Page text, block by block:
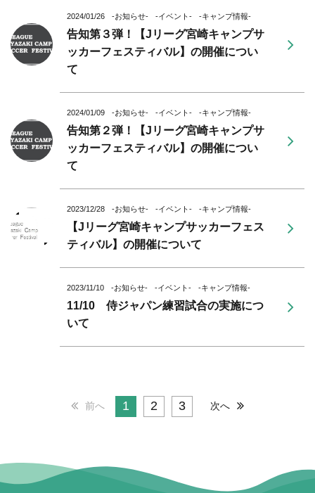
2024/01/26 -お知らせ- -イベント- -キャンプ情報-
告知第３弾！【Jリーグ宮崎キャンプサ
ッカーフェスティバル】の開催につい
て
2024/01/09 -お知らせ- -イベント- -キャンプ情報-
告知第２弾！【Jリーグ宮崎キャンプサ
ッカーフェスティバル】の開催につい
て
2023/12/28 -お知らせ- -イベント- -キャンプ情報-
【Jリーグ宮崎キャンプサッカーフェス
ティバル】の開催について
2023/11/10 -お知らせ- -イベント- -キャンプ情報-
11/10 侍ジャパン練習試合の実施につ
いて
前へ 1 2 3 次へ